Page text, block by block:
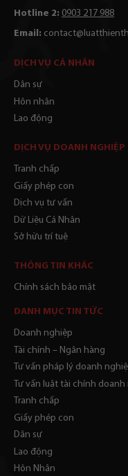
Hotline 2: 0903 217 988
Email:
DỊCH VỤ CÁ NHÂN
Dân sự
Hôn nhân
Lao động
DỊCH VỤ DOANH NGHIỆP
Tranh chấp
Giấy phép con
Dịch vụ tư vấn
Dữ Liệu Cá Nhân
Sở hữu trí tuệ
THÔNG TIN KHÁC
Chính sách bảo mật
DANH MỤC TIN TỨC
Doanh nghiệp
Tài chính – Ngân hàng
Tư vấn pháp lý doanh
Tư vấn luật tài chính
Tranh chấp
Giấy phép con
Dân sự
Lao động
Hôn Nhân